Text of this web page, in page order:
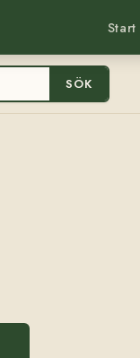
Start
SÖK